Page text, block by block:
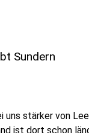
Sundern
uns stärker von
ist dort schon